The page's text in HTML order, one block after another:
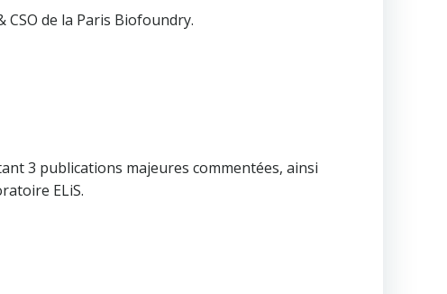
de la Paris Biofoundry.
3 publications majeures commentées, ainsi
ELiS.